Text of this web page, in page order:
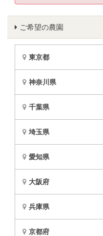
ご希望の農園
東京都
神奈川県
千葉県
埼玉県
愛知県
大阪府
兵庫県
京都府